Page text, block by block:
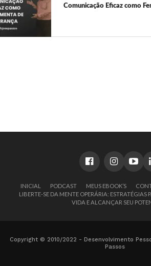
Comunicação Eficaz como
INICIAL PODCAST MEUS EBOOK’S
LIBERTE-SE DA MENTE OPERÁRIA: ESTRATÉGIAS
VIDA E ALCANÇAR SEU
Copyright © 2010/2022 - Desenvolvimento
Passos